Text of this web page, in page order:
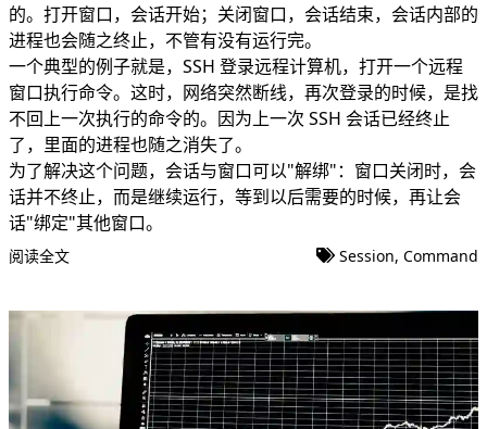
的。打开窗口，会话开始；关闭窗口，会话结束，会话内部的
进程也会随之终止，不管有没有运行完。
一个典型的例子就是，SSH 登录远程计算机，打开一个远程
窗口执行命令。这时，网络突然断线，再次登录的时候，是找
不回上一次执行的命令的。因为上一次 SSH 会话已经终止
了，里面的进程也随之消失了。
为了解决这个问题，会话与窗口可以"解绑"：窗口关闭时，会
话并不终止，而是继续运行，等到以后需要的时候，再让会
话"绑定"其他窗口。
阅读全文 Session, Command